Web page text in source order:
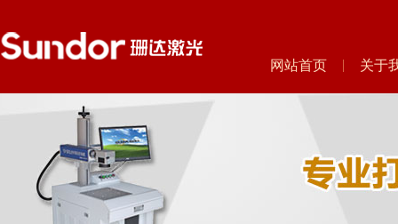
网站首页 关于